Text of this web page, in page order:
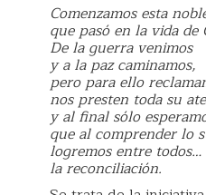
Comenzamos esta
que pasó en la vida de
De la guerra venimos
y a la paz caminamos,
pero para ello
nos presten toda su
y al final sólo
que al comprender lo
logremos entre todos…
la reconciliación.